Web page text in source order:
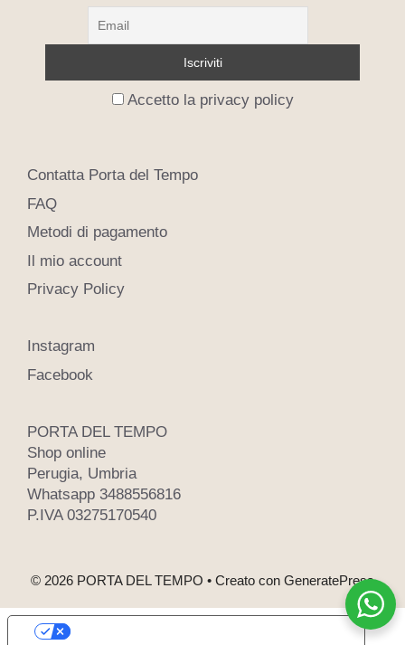
Accetto la privacy policy
Contatta Porta del Tempo
FAQ
Metodi di pagamento
Il mio account
Privacy Policy
Instagram
Facebook
PORTA DEL TEMPO
Shop online
Perugia, Umbria
Whatsapp 3488556816
P.IVA 03275170540
© 2026 PORTA DEL TEMPO • Creato con GeneratePress
Le tue preferenze relative alla privacy